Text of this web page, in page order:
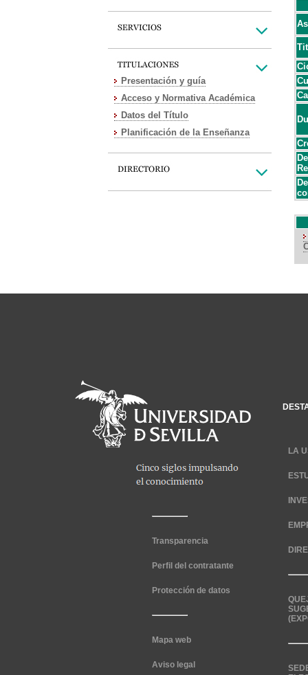
Presentación y guía
Acceso y Normativa Académica
Datos del Título
Planificación de la Enseñanza
Transparencia
Perfil del contratante
Protección de datos
Mapa web
Aviso legal
LA